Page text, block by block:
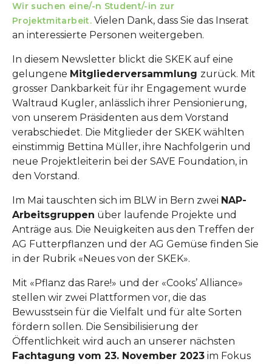
Wir suchen eine/-n Student/-in zur
Projektmitarbeit.Vielen Dank, dass Sie das Inserat
an interessierte Personen weitergeben.
In diesem Newsletter blickt die SKEK auf eine
gelungene Mitgliederversammlung zurück. Mit
grosser Dankbarkeit für ihr Engagement wurde
Waltraud Kugler, anlässlich ihrer Pensionierung,
von unserem Präsidenten aus dem Vorstand
verabschiedet. Die Mitglieder der SKEK wählten
einstimmig Bettina Müller, ihre Nachfolgerin und
neue Projektleiterin bei der SAVE Foundation, in
den Vorstand.
Im Mai tauschten sich im BLW in Bern zwei NAP-
Arbeitsgruppen über laufende Projekte und
Anträge aus. Die Neuigkeiten aus den Treffen der
AG Futterpflanzen und der AG Gemüse finden Sie
in der Rubrik «Neues von der SKEK».
Mit «Pflanz das Rare!» und der «Cooks’ Alliance»
stellen wir zwei Plattformen vor, die das
Bewusstsein für die Vielfalt und für alte Sorten
fördern sollen. Die Sensibilisierung der
Öffentlichkeit wird auch an unserer nächsten
Fachtagung vom 23. November 2023 im Fokus